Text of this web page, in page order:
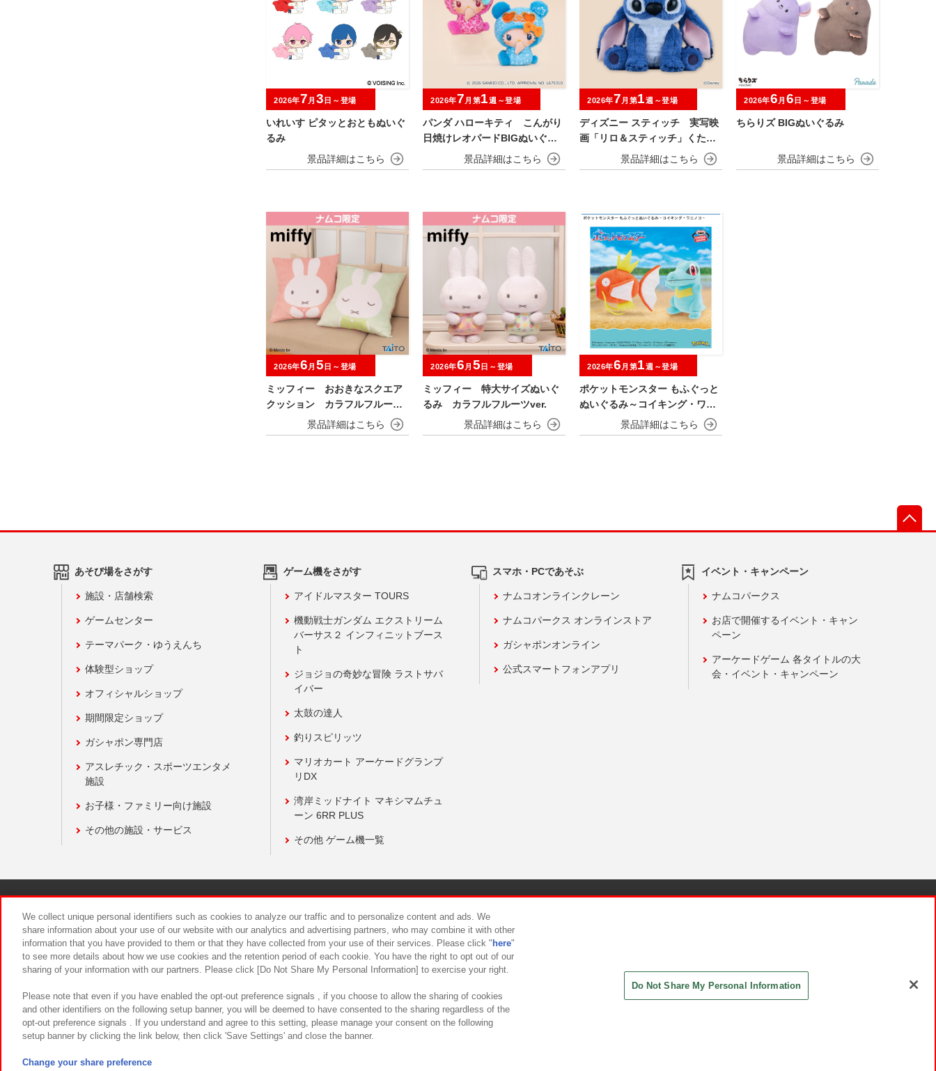
いれいす ピタッとおともぬいぐ
るみ
2026年7 月 3 日～登場
パンダ ハローキティ こんがり
日焼けレオパードBIGぬいぐる
2026年7 月第1週～登場
ディズニー スティッチ 実写映
画「リロ＆スティッチ」くたっ
とBIGぬいぐるみ
2026年7 月第1週～登場
ちらりズ BIGぬいぐるみ
2026年6 月 6 日～登場
ミッフィー おおきなスクエア
クッション カラフルフルーツv
2026年6 月 5 日～登場
ミッフィー 特大サイズぬいぐ
るみ カラフルフルーツver.
2026年6 月 5 日～登場
ポケットモンスター もふぐっと
ぬいぐるみ～コイキング・ワニ
2026年6 月第1週～登場
あそび場をさがす
施設・店舗検索
ゲームセンター
テーマパーク・ゆうえんち
体験型ショップ
オフィシャルショップ
期間限定ショップ
ガシャポン専門店
アスレチック・スポーツエンタメ
施設
お子様・ファミリー向け施設
その他の施設・サービス
ゲーム機をさがす
アイドルマスター TOURS
機動戦士ガンダム エクストリーム
バーサス２ インフィニットブース
ト
ジョジョの奇妙な冒険 ラストサバ
イバー
太鼓の達人
釣りスピリッツ
マリオカート アーケードグランプ
リDX
湾岸ミッドナイト マキシマムチュ
ーン 6RR PLUS
その他 ゲーム機一覧
スマホ・PCであそぶ
ナムコオンラインクレーン
ナムコパークス オンラインストア
ガシャポンオンライン
公式スマートフォンアプリ
イベント・キャンペーン
ナムコパークス
お店で開催するイベント・キャン
ペーン
アーケードゲーム 各タイトルの大
会・イベント・キャンペーン
食品のご提供について カスタマーハラスメント対応方針
We collect unique personal identifiers such as cookies to analyze our traffic and to personalize content and ads. We
share information about your use of our website with our analytics and advertising partners, who may combine it with other
information that you have provided to them or that they have collected from your use of their services. Please click " here"
to see more details about how we use cookies and the retention period of each cookie. You have the right to opt out of our
sharing of your information with our partners. Please click [Do Not Share My Personal Information] to exercise your right.
Please note that even if you have enabled the opt-out preference signals , if you choose to allow the sharing of cookies
and other identifiers on the following setup banner, you will be deemed to have consented to the sharing regardless of the
opt-out preference signals . If you understand and agree to this setting, please manage your consent on the following
setup banner by clicking the link below, then click 'Save Settings' and close the banner.
Change your share preference
Do Not Share My Personal Information